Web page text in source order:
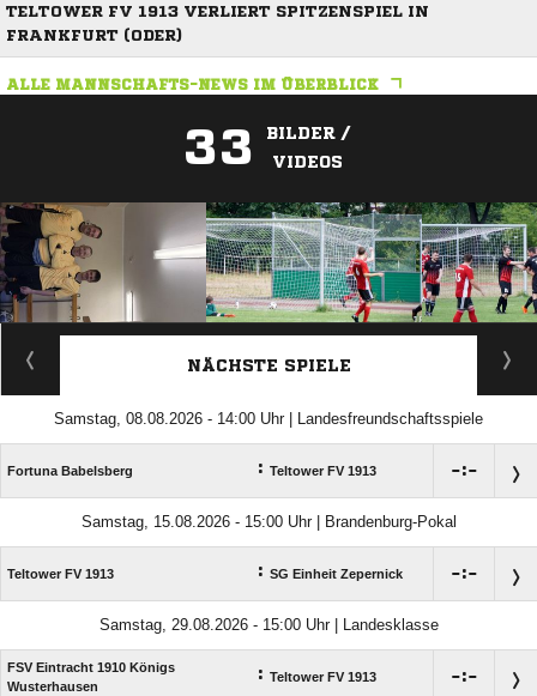
TELTOWER FV 1913 VERLIERT SPITZENSPIEL IN
FRANKFURT (ODER)
ALLE MANNSCHAFTS-NEWS IM ÜBERBLICK
33
BILDER /
VIDEOS
ANZEIGE
NÄCHSTE SPIELE
Samstag, 08.08.2026 - 14:00 Uhr | Landesfreundschaftsspiele
Fortuna Babelsberg : Teltower FV 1913 :
Samstag, 15.08.2026 - 15:00 Uhr | Brandenburg-Pokal
Teltower FV 1913 : SG Einheit Zepernick :
Samstag, 29.08.2026 - 15:00 Uhr | Landesklasse
FSV Eintracht 1910 Königs
Wusterhausen
: Teltower FV 1913 :